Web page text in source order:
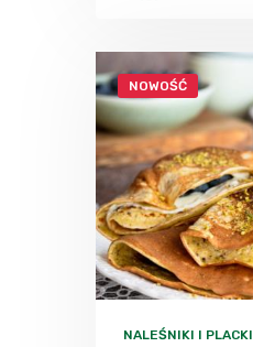
NOWOŚĆ
NALEŚNIKI I PLACKI